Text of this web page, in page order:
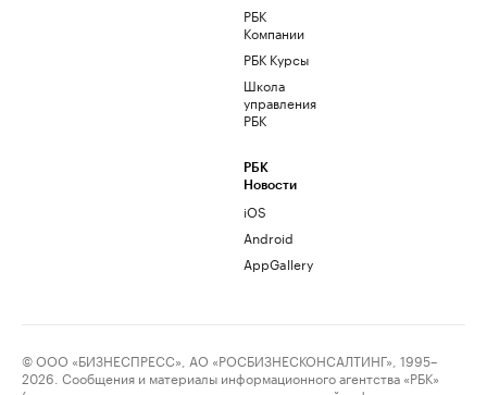
РБК
Компании
РБК Курсы
Школа
управления
РБК
РБК
Новости
iOS
Android
AppGallery
© ООО «БИЗНЕСПРЕСС», АО «РОСБИЗНЕСКОНСАЛТИНГ», 1995–
2026. Сообщения и материалы информационного агентства «РБК»